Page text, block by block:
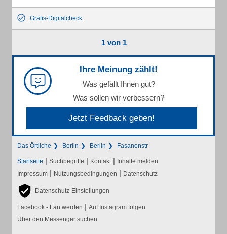
Gratis-Digitalcheck
1 von 1
Ihre Meinung zählt!
Was gefällt Ihnen gut?
Was sollen wir verbessern?
Jetzt Feedback geben!
Das Örtliche Berlin Berlin Fasanenstr
Startseite | Suchbegriffe | Kontakt | Inhalte melden
Impressum | Nutzungsbedingungen | Datenschutz
Datenschutz-Einstellungen
Facebook - Fan werden | Auf Instagram folgen
Über den Messenger suchen